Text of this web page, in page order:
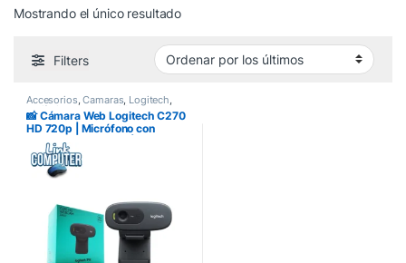
Mostrando el único resultado
Filters
Accesorios ,Camaras Logitech
Perifericos , Punto POS-2
📸 Cámara Web Logitech C270
HD 720p | Micrófono con
Reducción de Ruido |
Corrección Automática de
Iluminación | Plug & Play | Para
Zoom, Meet y Teams